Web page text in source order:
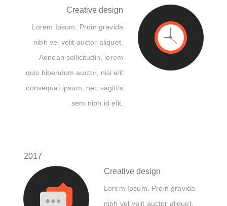
Creative design
Lorem Ipsum. Proin gravida
nibh vel velit auctor aliquet.
Aenean sollicitudin, lorem
quis bibendum auctor, nisi elit
consequat ipsum, nec sagittis
sem nibh id elit.
Creative design
Lorem Ipsum. Proin gravida
nibh vel velit auctor aliquet.
2017